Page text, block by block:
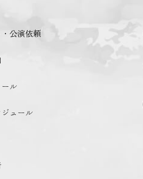
・公演依頼
ール
ュール